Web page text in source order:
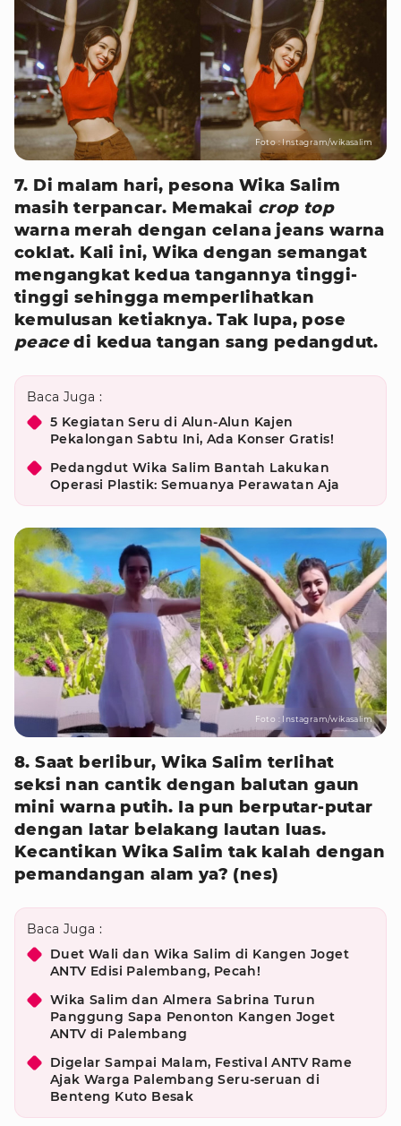
Foto : Instagram/wikasalim
7. Di malam hari, pesona Wika Salim
masih terpancar. Memakai crop top
warna merah dengan celana jeans warna
coklat. Kali ini, Wika dengan semangat
mengangkat kedua tangannya tinggi-
tinggi sehingga memperlihatkan
kemulusan ketiaknya. Tak lupa, pose
peacedi kedua tangan sang pedangdut.
Baca Juga :
5 Kegiatan Seru di Alun-Alun Kajen
Pekalongan Sabtu Ini, Ada Konser Gratis!
Pedangdut Wika Salim Bantah Lakukan
Operasi Plastik: Semuanya Perawatan Aja
Foto : Instagram/wikasalim
8. Saat berlibur, Wika Salim terlihat
seksi nan cantik dengan balutan gaun
mini warna putih. Ia pun berputar-putar
dengan latar belakang lautan luas.
Kecantikan Wika Salim tak kalah dengan
pemandangan alam ya? (nes)
Baca Juga :
Duet Wali dan Wika Salim di Kangen Joget
ANTV Edisi Palembang, Pecah!
Wika Salim dan Almera Sabrina Turun
Panggung Sapa Penonton Kangen Joget
ANTV di Palembang
Digelar Sampai Malam, Festival ANTV Rame
Ajak Warga Palembang Seru-seruan di
Benteng Kuto Besak